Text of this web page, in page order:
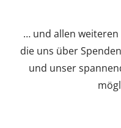
… und allen
die uns über
und unser